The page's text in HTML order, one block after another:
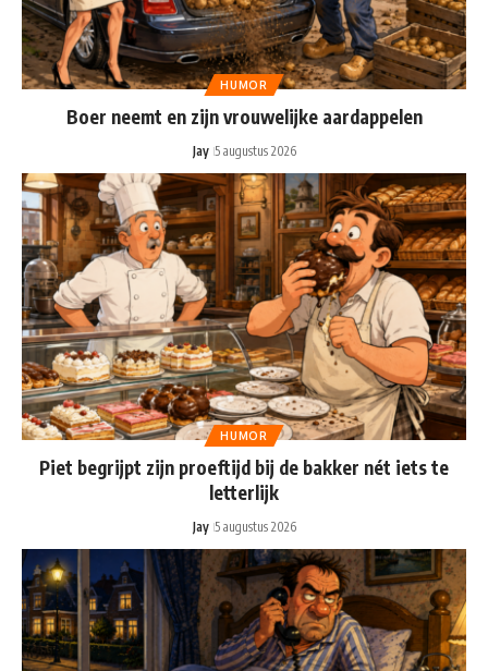
HUMOR
Boer neemt en zijn vrouwelijke aardappelen
Jay 5 augustus 2026
HUMOR
Piet begrijpt zijn proeftijd bij de bakker nét iets te
letterlijk
Jay 5 augustus 2026